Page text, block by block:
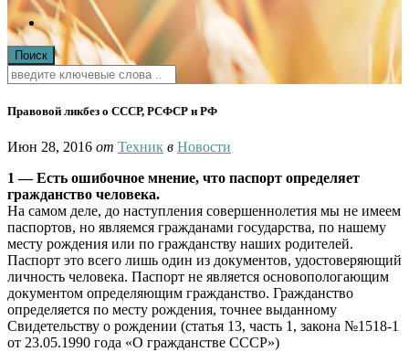
Правовой ликбез о СССР, РСФСР и РФ
Июн 28, 2016 от Техник в Новости
1 — Есть ошибочное мнение, что паспорт определяет
гражданство человека.
На самом деле, до наступления совершеннолетия мы не имеем
паспортов, но являемся гражданами государства, по нашему
месту рождения или по гражданству наших родителей.
Паспорт это всего лишь один из документов, удостоверяющий
личность человека. Паспорт не является основопологающим
документом определяющим гражданство. Гражданство
определяется по месту рождения, точнее выданному
Свидетельству о рождении (статья 13, часть 1, закона №1518-1
от 23.05.1990 года «О гражданстве СССР»)